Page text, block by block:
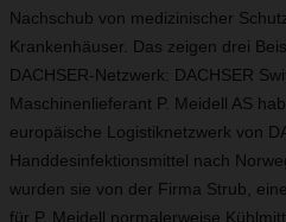
Nachschub von medizinischer
Krankenhäuser. Das zeigen drei
DACHSER-Netzwerk: DACHSER
Maschinenlieferant P. Meidell AS
europäische Logistiknetzwerk von
Handdesinfektionsmittel nach
wurden sie von der Firma Strub,
für P. Meidell normalerweise